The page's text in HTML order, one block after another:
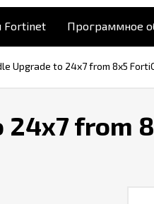
Fortinet Программное
Upgrade to 24x7 from 8x5
24x7 from